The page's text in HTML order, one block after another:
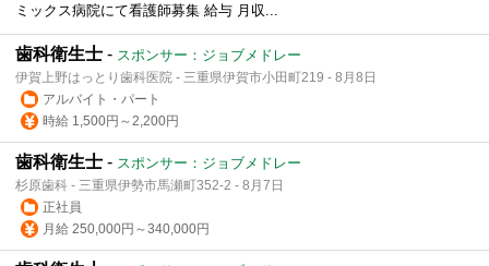
ミックス病院にて看護師募集 給与 月収...
歯科衛生士 - スポンサー：ジョブメドレー
伊賀上野はっとり歯科医院 - 三重県伊賀市小田町219 - 8月8日
アルバイト・パート
時給 1,500円～2,200円
歯科衛生士 - スポンサー：ジョブメドレー
杉原歯科 - 三重県伊勢市馬瀬町352-2 - 8月7日
正社員
月給 250,000円～340,000円